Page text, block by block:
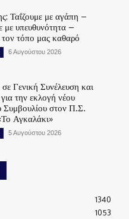
Ταΐζουμε με αγάπη –
με υπευθυνότητα –
τόπο μας καθαρό
6 Αυγούστου 2026
Γενική Συνέλευση και
για την εκλογή νέου
Συμβουλίου στον Π.Σ.
Αγκαλάκι»
5 Αυγούστου 2026
1340
1053